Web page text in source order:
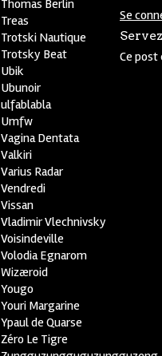
Se
Ce post
Thomas Berlin
Treas
Trotski Nautique
Trotsky Beat
Ubik
Ubunoir
ulfablabla
Umfw
Vagina Dentata
Valkiri
Varius Radar
Vendredi
Vissan
Vladimir Vlechnivsky
Voisindeville
Volodia Egnarom
Wizæroid
Yougo
Youri Margarine
Ypaul de Quarse
Zéro Le Tigre